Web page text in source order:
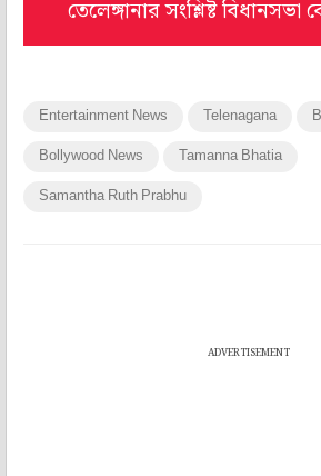
তেলেঙ্গানার সংশ্লিষ্ট বিধানসভা
Entertainment News Telenagana
Bollywood News Tamanna Bhatia
Samantha Ruth Prabhu
ADVERTISEMENT